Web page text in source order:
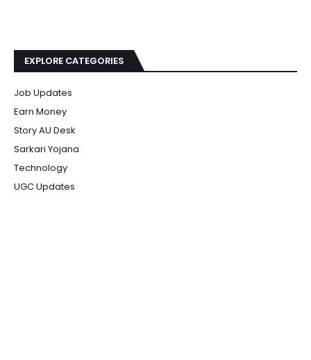
EXPLORE CATEGORIES
Job Updates
Earn Money
Story AU Desk
Sarkari Yojana
Technology
UGC Updates